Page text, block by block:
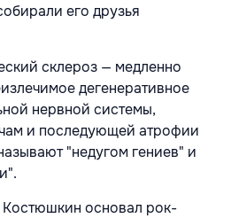
его друзья
склероз — медленно
дегенеративное
нервной системы,
и последующей атрофии
"недугом гениев" и
основал рок-